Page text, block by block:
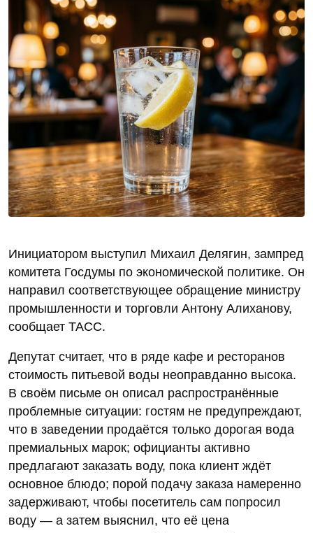
Инициатором выступил Михаил Делягин, зампред
комитета Госдумы по экономической политике. Он
направил соответствующее обращение министру
промышленности и торговли Антону Алиханову,
сообщает ТАСС.
Депутат считает, что в ряде кафе и ресторанов
стоимость питьевой воды неоправданно высока.
В своём письме он описал распространённые
проблемные ситуации: гостям не предупреждают,
что в заведении продаётся только дорогая вода
премиальных марок; официанты активно
предлагают заказать воду, пока клиент ждёт
основное блюдо; порой подачу заказа намеренно
задерживают, чтобы посетитель сам попросил
воду — а затем выяснил, что её цена